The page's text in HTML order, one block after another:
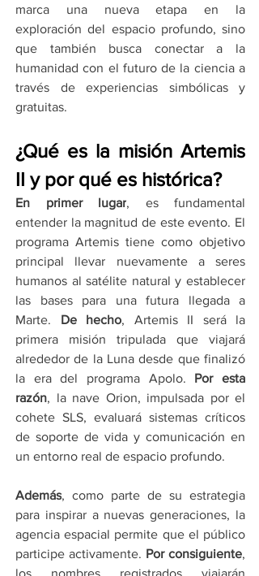
marca una nueva etapa en la
exploración del espacio profundo, sino
que también busca conectar a la
humanidad con el futuro de la ciencia a
través de experiencias simbólicas y
gratuitas.
¿Qué es la misión Artemis
II y por qué es histórica?
En primer lugar, es fundamental
entender la magnitud de este evento. El
programa Artemis tiene como objetivo
principal llevar nuevamente a seres
humanos al satélite natural y establecer
las bases para una futura llegada a
Marte. De hecho, Artemis II será la
primera misión tripulada que viajará
alrededor de la Luna desde que finalizó
la era del programa Apolo. Por esta
razón, la nave Orion, impulsada por el
cohete SLS, evaluará sistemas críticos
de soporte de vida y comunicación en
un entorno real de espacio profundo.
Además, como parte de su estrategia
para inspirar a nuevas generaciones, la
agencia espacial permite que el público
participe activamente. Por consiguiente,
los nombres registrados viajarán